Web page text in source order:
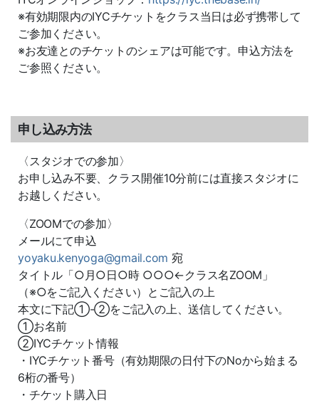
※有効期限内のIYCチケットをクラス当日は必ず携帯して
ご参加ください。
※お友達とのチケットのシェアは可能です。申込方法を
ご参照ください。
申し込み方法
〈スタジオでの参加〉
お申し込み不要、クラス開催10分前には直接スタジオに
お越しください。
〈ZOOMでの参加〉
メールにて申込
yoyaku.kenyoga@gmail.com 宛
タイトル「○月○日○時 ○○○←クラス名ZOOM」
（※○をご記入ください）とご記入の上
本文に下記①-②をご記入の上、送信してください。
①お名前
②IYCチケット情報
・IYCチケット番号（有効期限の日付下のNoから始まる
6桁の番号）
・チケット購入日